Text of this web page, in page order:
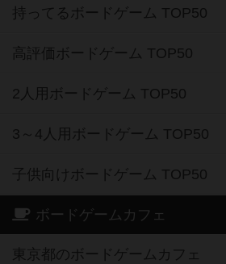
持ってるボードゲーム TOP50
高評価ボードゲーム TOP50
2人用ボードゲーム TOP50
3～4人用ボードゲーム TOP50
子供向けボードゲーム TOP50
ボードゲームカフェ
東京都のボードゲームカフェ